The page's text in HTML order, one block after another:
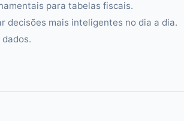
para tabelas fiscais.
decisões mais inteligentes no dia a dia.